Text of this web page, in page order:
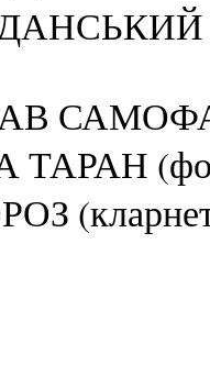
ТАРАН